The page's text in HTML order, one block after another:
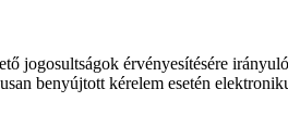
jogosultságok érvényesítésére
benyújtott kérelem esetén